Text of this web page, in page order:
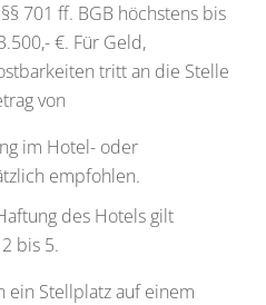
701 ff. BGB höchstens bis
€. Für Geld,
tritt an die Stelle
von
im Hotel- oder
empfohlen.
des Hotels gilt
bis 5.
ein Stellplatz auf einem